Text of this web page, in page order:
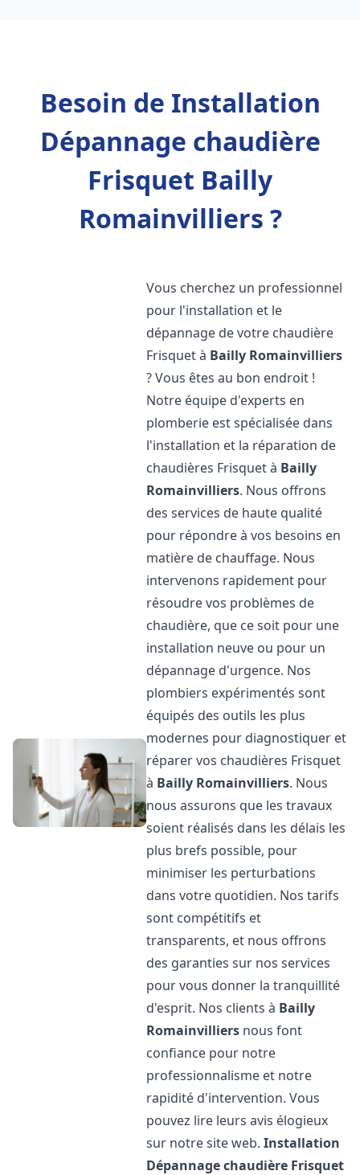
Besoin de Installation
Dépannage chaudière
Frisquet Bailly
Romainvilliers ?
Vous cherchez un professionnel
pour l'installation et le
dépannage de votre chaudière
Frisquet à Bailly Romainvilliers
? Vous êtes au bon endroit !
Notre équipe d'experts en
plomberie est spécialisée dans
l'installation et la réparation de
chaudières Frisquet à Bailly
Romainvilliers. Nous offrons
des services de haute qualité
pour répondre à vos besoins en
matière de chauffage. Nous
intervenons rapidement pour
résoudre vos problèmes de
chaudière, que ce soit pour une
installation neuve ou pour un
dépannage d'urgence. Nos
plombiers expérimentés sont
équipés des outils les plus
modernes pour diagnostiquer et
réparer vos chaudières Frisquet
à Bailly Romainvilliers. Nous
nous assurons que les travaux
soient réalisés dans les délais les
plus brefs possible, pour
minimiser les perturbations
dans votre quotidien. Nos tarifs
sont compétitifs et
transparents, et nous offrons
des garanties sur nos services
pour vous donner la tranquillité
d'esprit. Nos clients à Bailly
Romainvilliers nous font
confiance pour notre
professionnalisme et notre
rapidité d'intervention. Vous
pouvez lire leurs avis élogieux
sur notre site web.Installation
Dépannage chaudière Frisquet